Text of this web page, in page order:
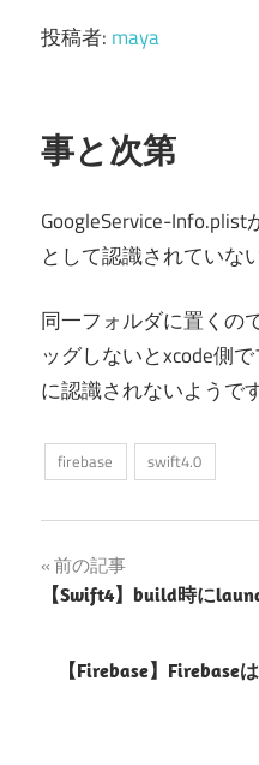
投稿者: maya
事と次第
GoogleService-
として認識されていな
同一フォルダに置くの
ッグしないとxcode側
に認識されないようです
firebase swift4.0
投
稿
ナ
前の記事
【Swift4】build時に
【Firebase】Firebase